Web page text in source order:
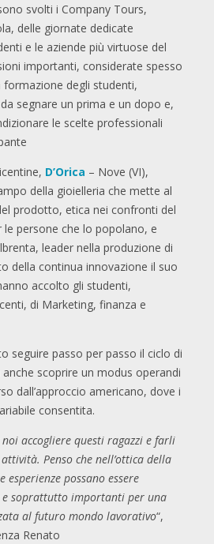
svolti i Company Tours,
delle giornate dedicate
e le aziende più virtuose del
importanti, considerate spesso
degli studenti,
segnare un prima e un dopo e,
le scelte professionali
D’Orica – Nove (VI),
della gioielleria che mette al
prodotto, etica nei confronti del
persone che lo popolano, e
leader nella produzione di
della continua innovazione il suo
accolto gli studenti,
di Marketing, finanza e
seguire passo per passo il ciclo di
scoprire un modus operandi
dall’approccio americano, dove i
consentita.
noi accogliere questi ragazzi e farli
Penso che nell’ottica della
esperienze possano essere
e soprattutto importanti per una
al futuro mondo lavorativo“,
Renato